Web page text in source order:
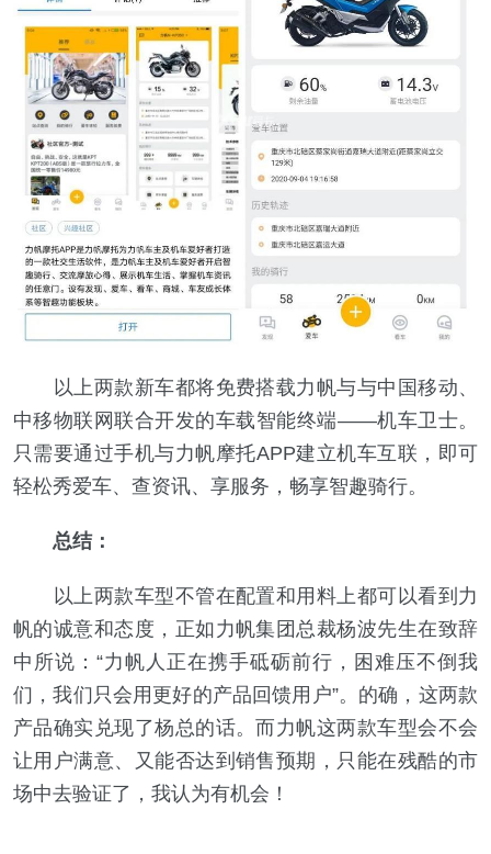
以上两款新车都将免费搭载力帆与与中国移动、
中移物联网联合开发的车载智能终端——机车卫士。
只需要通过手机与力帆摩托APP建立机车互联，即可
轻松秀爱车、查资讯、享服务，畅享智趣骑行。
总结：
以上两款车型不管在配置和用料上都可以看到力
帆的诚意和态度，正如力帆集团总裁杨波先生在致辞
中所说：“力帆人正在携手砥砺前行，困难压不倒我
们，我们只会用更好的产品回馈用户”。的确，这两款
产品确实兑现了杨总的话。而力帆这两款车型会不会
让用户满意、又能否达到销售预期，只能在残酷的市
场中去验证了，我认为有机会！